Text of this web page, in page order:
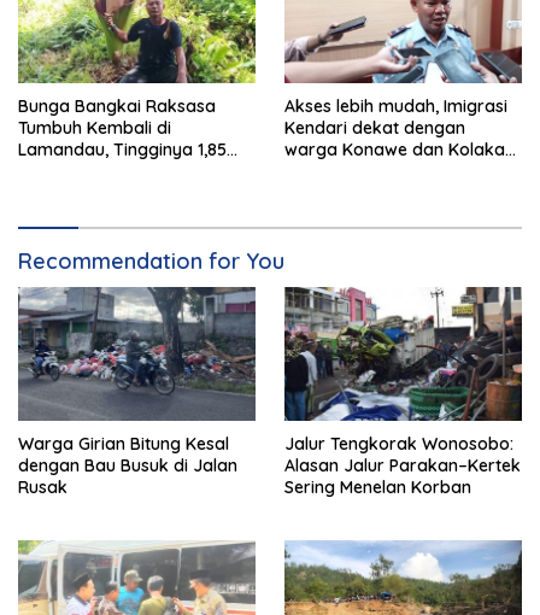
Bunga Bangkai Raksasa
Tumbuh Kembali di
Lamandau, Tingginya 1,85
Akses lebih mudah, Imigrasi
Kendari dekat dengan
warga Konawe dan Kolaka
Recommendation for You
Warga Girian Bitung Kesal
dengan Bau Busuk di Jalan
Rusak
Jalur Tengkorak Wonosobo:
Alasan Jalur Parakan–Kertek
Sering Menelan Korban